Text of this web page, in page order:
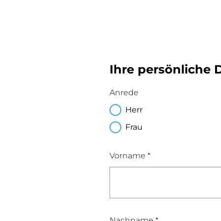
Ihre persönliche
Anrede
Herr
Frau
Vorname *